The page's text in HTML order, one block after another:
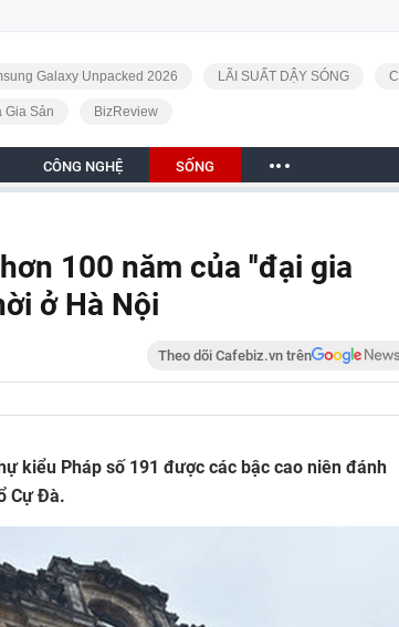
Galaxy Unpacked 2026 LÃI SUẤT DẬY SÓNG
Gia Sản BizReview
CÔNG NGHỆ SỐNG
100 năm của ''đại gia
ở Hà Nội
Theo dõi Cafebiz.vn trên
kiểu Pháp số 191 được các bậc cao niên đánh
Cự Đà.